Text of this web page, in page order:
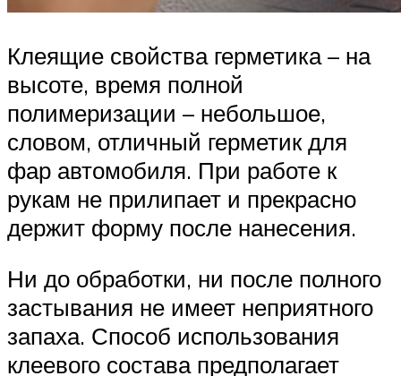
Клеящие свойства герметика – на
высоте, время полной
полимеризации – небольшое,
словом, отличный герметик для
фар автомобиля. При работе к
рукам не прилипает и прекрасно
держит форму после нанесения.
Ни до обработки, ни после полного
застывания не имеет неприятного
запаха. Способ использования
клеевого состава предполагает